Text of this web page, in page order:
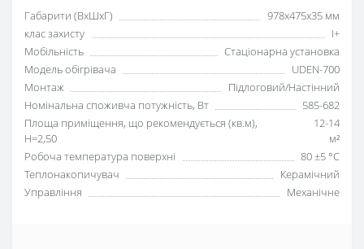
Габарити (ВхШхГ)
978х475х35 мм
клас захисту
I+
Мобільність
Стаціонарна установка
Модель обігрівача
UDEN-700
Монтаж
Підлоговий/Настінний
Номінальна споживча потужність, Вт
585-682
Площа приміщення, що рекомендується (кв.м),
H=2,50
12-14
м²
Робоча температура поверхні
80 ±5 °С
Теплонакопичувач
Керамічний
Управління
Механічне